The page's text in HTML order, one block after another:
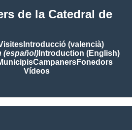
de la Catedral de
Introducció (valencià)
(español)Introduction (English)
CampanersFonedors
Vídeos